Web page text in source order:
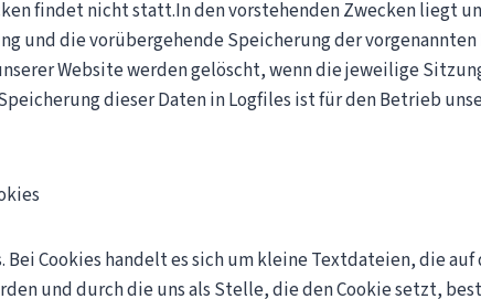
findet nicht statt.In den vorstehenden Zwecken liegt
und die vorübergehende Speicherung der vorgenannten
Website werden gelöscht, wenn die jeweilige
dieser Daten in Logfiles ist für den Betrieb
Bei Cookies handelt es sich um kleine Textdateien, die
und durch die uns als Stelle, die den Cookie setzt,